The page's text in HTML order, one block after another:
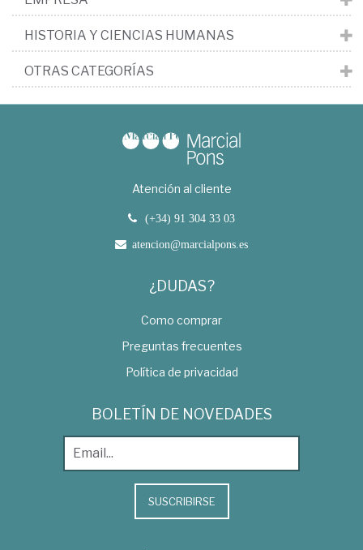
HISTORIA Y CIENCIAS HUMANAS
OTRAS CATEGORÍAS
Atención al cliente
(+34) 91 304 33 03
atencion@marcialpons.es
¿DUDAS?
Como comprar
Preguntas frecuentes
Política de privacidad
BOLETÍN DE NOVEDADES
SUSCRIBIRSE